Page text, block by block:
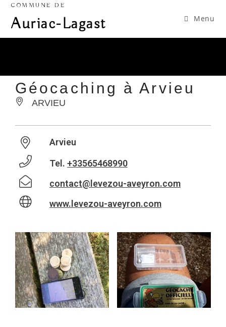
COMMUNE DE
Auriac-Lagast Menu
Géocaching à Arvieu
ARVIEU
Arvieu
Tel. +33565468990
contact@levezou-aveyron.com
www.levezou-aveyron.com